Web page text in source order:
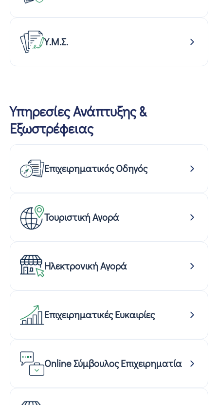
Υ.Μ.Σ.
Υπηρεσίες Ανάπτυξης &
Εξωστρέφειας
Επιχειρηματικός Οδηγός
Τουριστική Αγορά
Ηλεκτρονική Αγορά
Επιχειρηματικές Ευκαιρίες
Online Σύμβουλος Επιχειρηματία